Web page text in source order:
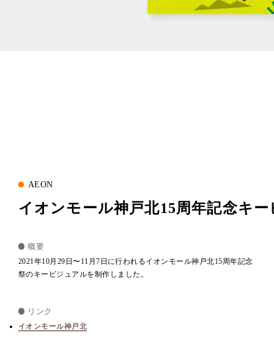
イオンモール神戸北15周年記念キ
AEON
概要
2021年10月29日〜11月7日に行われるイオンモール神戸北15周年記念
祭のキービジュアルを制作しました。
リンク
イオンモール神戸北